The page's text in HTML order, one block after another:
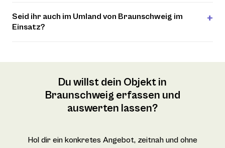
Seid ihr auch im Umland von Braunschweig im
Einsatz?
Du willst dein Objekt in
Braunschweig erfassen und
auswerten lassen?
Hol dir ein konkretes Angebot, zeitnah und ohne